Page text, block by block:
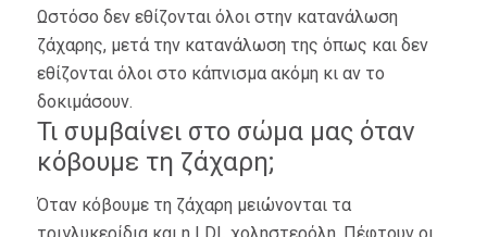
Ωστόσο δεν εθίζονται όλοι στην κατανάλωση
ζάχαρης, μετά την κατανάλωση της όπως και δεν
εθίζονται όλοι στο κάπνισμα ακόμη κι αν το
δοκιμάσουν.
Τι συμβαίνει στο σώμα μας όταν
κόβουμε τη ζάχαρη;
Όταν κόβουμε τη ζάχαρη μειώνoνται τα